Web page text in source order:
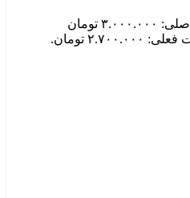
قیمت اصلی: ۳.۰۰۰.۰۰۰ تومان
۲.۷۰۰.۰۰۰ تومان.